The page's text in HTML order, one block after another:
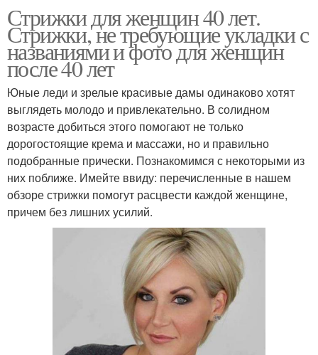
Стрижки для женщин 40 лет.
Стрижки, не требующие укладки с
названиями и фото для женщин
после 40 лет
Юные леди и зрелые красивые дамы одинаково хотят
выглядеть молодо и привлекательно. В солидном
возрасте добиться этого помогают не только
дорогостоящие крема и массажи, но и правильно
подобранные прически. Познакомимся с некоторыми из
них поближе. Имейте ввиду: перечисленные в нашем
обзоре стрижки помогут расцвести каждой женщине,
причем без лишних усилий.